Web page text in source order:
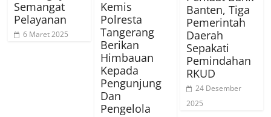
Semangat
Pelayanan
6 Maret 2025
Kemis
Polresta
Tangerang
Berikan
Himbauan
Kepada
Pengunjung
Dan
Pengelola
Banten, Tiga
Pemerintah
Daerah
Sepakati
Pemindahan
RKUD
24 Desember
2025